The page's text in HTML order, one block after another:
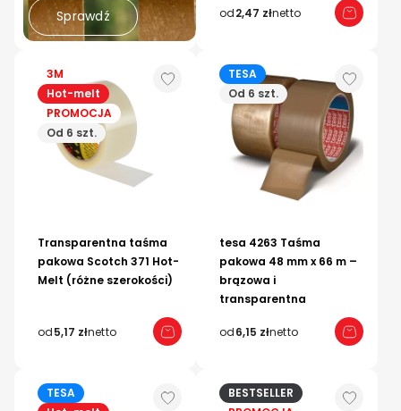
Sprawdź od2,47 złnetto
3M
Hot-melt
PROMOCJA
Od 6 szt.
Transparentna taśma
pakowa Scotch 371 Hot-
Melt (różne szerokości)
od5,17 złnetto
TESA
Od 6 szt.
tesa 4263 Taśma
pakowa 48 mm x 66 m –
brązowa i
transparentna
od6,15 złnetto
TESA
BESTSELLER